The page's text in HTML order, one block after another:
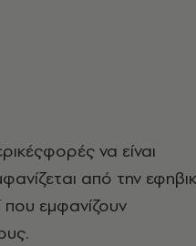
να είναι
από την
εμφανίζουν